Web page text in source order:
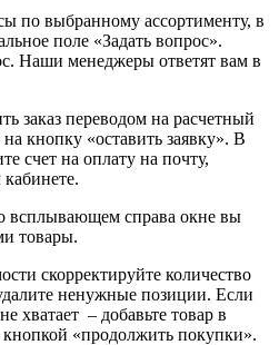
по выбранному ассортименту, в
поле «Задать вопрос».
Наши менеджеры ответят вам в
заказ переводом на расчетный
кнопку «оставить заявку». В
счет на оплату на почту,
всплывающем справа окне вы
товары.
скорректируйте количество
ненужные позиции. Если
хватает – добавьте товар в
кнопкой «продолжить покупки».